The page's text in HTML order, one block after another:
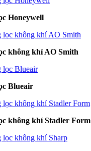
Honeywell
không khí AO Smith
Blueair
không khí Stadler Form